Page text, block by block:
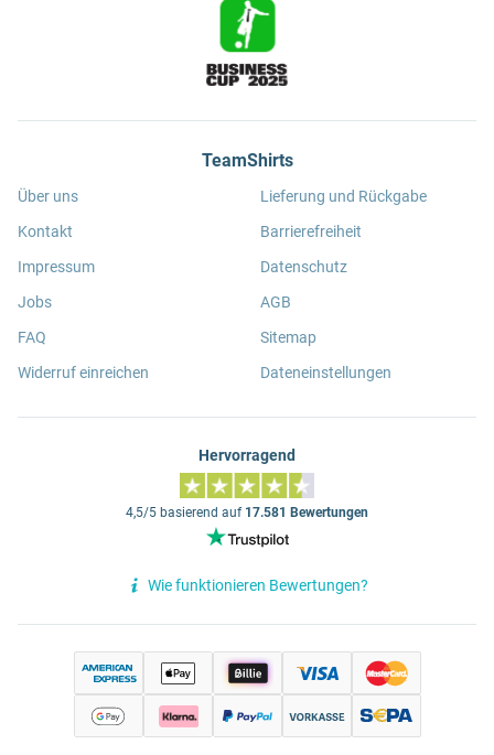
TeamShirts
Über uns
Kontakt
Impressum
Jobs
FAQ
Widerruf einreichen
Lieferung und Rückgabe
Barrierefreiheit
Datenschutz
AGB
Sitemap
Dateneinstellungen
Hervorragend
4,5/5 basierend auf 17.581 Bewertungen
Wie funktionieren Bewertungen?